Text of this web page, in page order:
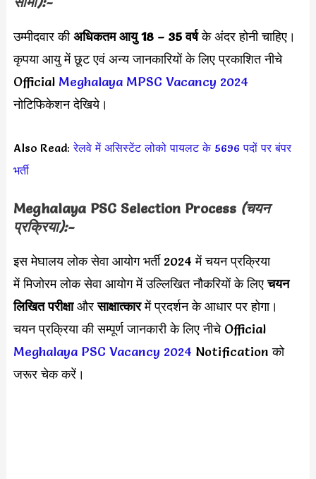
उम्मीदवार कीअधिकतम आयु 18 – 35 वर्षके अंदर होनी चाहिए।
कृपया आयु में छूट एवं अन्य जानकारियों के लिए प्रकाशित नीचे
Official Meghalaya MPSC Vacancy 2024
नोटिफिकेशन देखिये।
Also Read:रेलवे में असिस्टेंट लोको पायलट के 5696 पदों पर बंपर
भर्ती
Meghalaya PSC Selection Process (चयन
प्रक्रिया):-
इस मेघालय लोक सेवा आयोग भर्ती 2024 में चयन प्रक्रिया
में मिजोरम लोक सेवा आयोग में उल्लिखित नौकरियों के लिएचयन
लिखित परीक्षाऔरसाक्षात्कारमें प्रदर्शन के आधार पर होगा।
चयन प्रक्रिया की सम्पूर्ण जानकारी के लिए नीचे Official
Meghalaya PSC Vacancy 2024 Notification को
जरूर चेक करें।